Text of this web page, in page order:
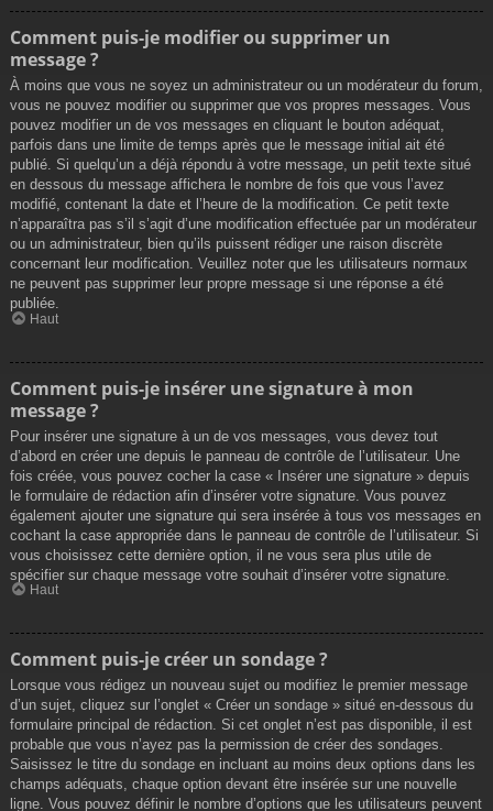
Comment puis-je modifier ou supprimer un
message ?
À moins que vous ne soyez un administrateur ou un modérateur du forum,
vous ne pouvez modifier ou supprimer que vos propres messages. Vous
pouvez modifier un de vos messages en cliquant le bouton adéquat,
parfois dans une limite de temps après que le message initial ait été
publié. Si quelqu’un a déjà répondu à votre message, un petit texte situé
en dessous du message affichera le nombre de fois que vous l’avez
modifié, contenant la date et l’heure de la modification. Ce petit texte
n’apparaîtra pas s’il s’agit d’une modification effectuée par un modérateur
ou un administrateur, bien qu’ils puissent rédiger une raison discrète
concernant leur modification. Veuillez noter que les utilisateurs normaux
ne peuvent pas supprimer leur propre message si une réponse a été
publiée.
Haut
Comment puis-je insérer une signature à mon
message ?
Pour insérer une signature à un de vos messages, vous devez tout
d’abord en créer une depuis le panneau de contrôle de l’utilisateur. Une
fois créée, vous pouvez cocher la case « Insérer une signature » depuis
le formulaire de rédaction afin d’insérer votre signature. Vous pouvez
également ajouter une signature qui sera insérée à tous vos messages en
cochant la case appropriée dans le panneau de contrôle de l’utilisateur. Si
vous choisissez cette dernière option, il ne vous sera plus utile de
spécifier sur chaque message votre souhait d’insérer votre signature.
Haut
Comment puis-je créer un sondage ?
Lorsque vous rédigez un nouveau sujet ou modifiez le premier message
d’un sujet, cliquez sur l’onglet « Créer un sondage » situé en-dessous du
formulaire principal de rédaction. Si cet onglet n’est pas disponible, il est
probable que vous n’ayez pas la permission de créer des sondages.
Saisissez le titre du sondage en incluant au moins deux options dans les
champs adéquats, chaque option devant être insérée sur une nouvelle
ligne. Vous pouvez définir le nombre d’options que les utilisateurs peuvent